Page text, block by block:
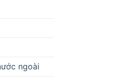
ngoài